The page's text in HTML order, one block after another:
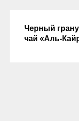
Черный
чай «Аль-